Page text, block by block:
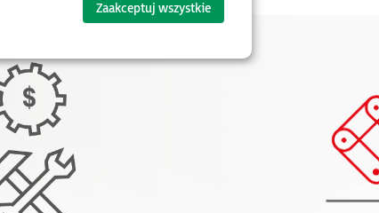
Zaakceptuj wszystkie